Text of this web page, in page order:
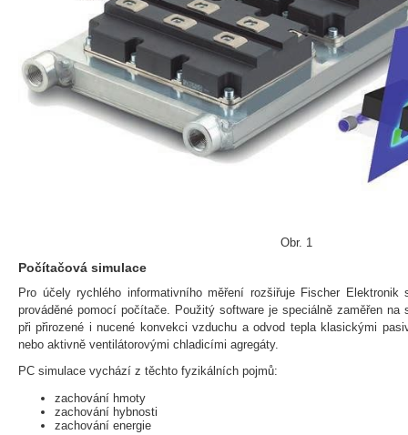
Obr. 1
Počítačová simulace
Pro účely rychlého informativního měření rozšiřuje Fischer
prováděné pomocí počítače. Použitý software je speciálně zaměřen na
při přirozené i nucené konvekci vzduchu a odvod tepla klasickými
nebo aktivně ventilátorovými chladicími agregáty.
PC simulace vychází z těchto fyzikálních pojmů:
zachování hmoty
zachování hybnosti
zachování energie